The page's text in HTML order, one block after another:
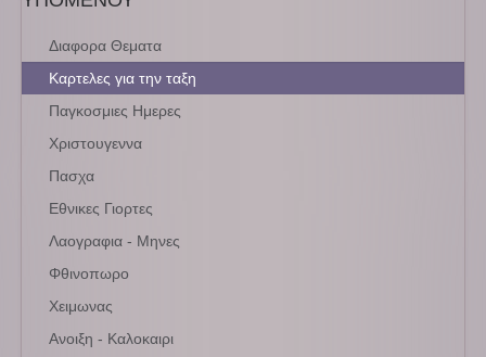
Διαφορα Θεματα
Καρτελες για την ταξη
Παγκοσμιες Ημερες
Χριστουγεννα
Πασχα
Εθνικες Γιορτες
Λαογραφια - Μηνες
Φθινοπωρο
Χειμωνας
Ανοιξη - Καλοκαιρι